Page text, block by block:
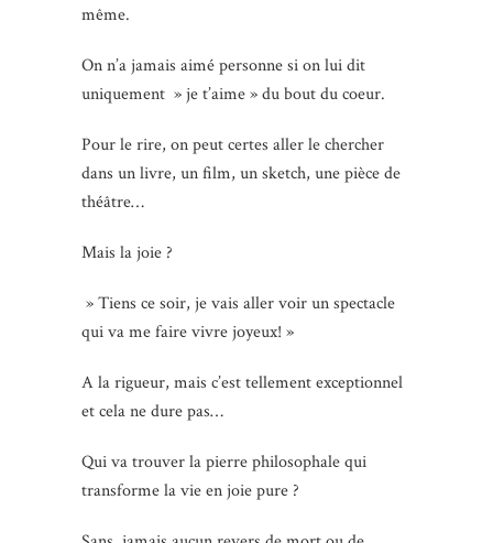
même.
On n’a jamais aimé personne si on lui dit
uniquement » je t’aime » du bout du coeur.
Pour le rire, on peut certes aller le chercher
dans un livre, un film, un sketch, une pièce de
théâtre…
Mais la joie ?
» Tiens ce soir, je vais aller voir un spectacle
qui va me faire vivre joyeux! »
A la rigueur, mais c’est tellement exceptionnel
et cela ne dure pas…
Qui va trouver la pierre philosophale qui
transforme la vie en joie pure ?